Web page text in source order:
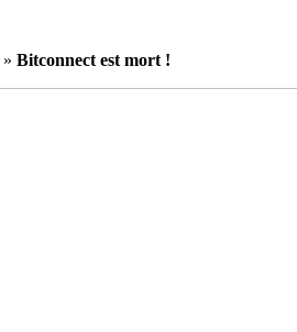
» Bitconnect est mort !